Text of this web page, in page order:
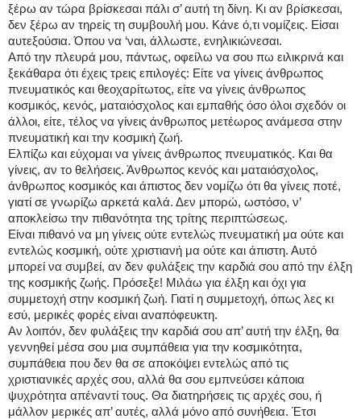
ξέρω αν τώρα βρίσκεσαι πάλι σ’ αυτή τη δίνη. Κι αν βρίσκεσαι,
δεν ξέρω αν τηρείς τη συμβουλή μου. Κάνε ό,τι νομίζεις. Είσαι
αυτεξούσια. Όπου να ‘ναι, άλλωστε, ενηλικιώνεσαι.
Από την πλευρά μου, πάντως, οφείλω να σου πω ειλικρινά και
ξεκάθαρα ότι έχεις τρεις επιλογές: Είτε να γίνεις άνθρωπος
πνευματικός και θεοχαρίτωτος, είτε να γίνεις άνθρωπος
κοσμικός, κενός, ματαιόσχολος και εμπαθής όσο όλοι σχεδόν οι
άλλοι, είτε, τέλος να γίνεις άνθρωπος μετέωρος ανάμεσα στην
πνευματική και την κοσμική ζωή.
Ελπίζω και εύχομαι να γίνεις άνθρωπος πνευματικός. Και θα
γίνεις, αν το θελήσεις. Άνθρωπος κενός και ματαιόσχολος,
άνθρωπος κοσμικός και άπιστος δεν νομίζω ότι θα γίνεις ποτέ,
γιατί σε γνωρίζω αρκετά καλά. Δεν μπορώ, ωστόσο, ν’
αποκλείσω την πιθανότητα της τρίτης περιπτώσεως.
Είναι πιθανό να μη γίνεις ούτε εντελώς πνευματική μα ούτε και
εντελώς κοσμική, ούτε χριστιανή μα ούτε και άπιστη. Αυτό
μπορεί να συμβεί, αν δεν φυλάξεις την καρδιά σου από την έλξη
της κοσμικής ζωής. Πρόσεξε! Μιλάω για έλξη και όχι για
συμμετοχή στην κοσμική ζωή. Γιατί η συμμετοχή, όπως λες κι
εσύ, μερικές φορές είναι αναπόφευκτη.
Αν λοιπόν, δεν φυλάξεις την καρδιά σου απ’ αυτή την έλξη, θα
γεννηθεί μέσα σου μια συμπάθεια για την κοσμικότητα,
συμπάθεια που δεν θα σε αποκόψει εντελώς από τις
χριστιανικές αρχές σου, αλλά θα σου εμπνεύσει κάποια
ψυχρότητα απέναντί τους. Θα διατηρήσεις τις αρχές σου, ή
μάλλον μερικές απ’ αυτές, αλλά μόνο από συνήθεια. Έτσι